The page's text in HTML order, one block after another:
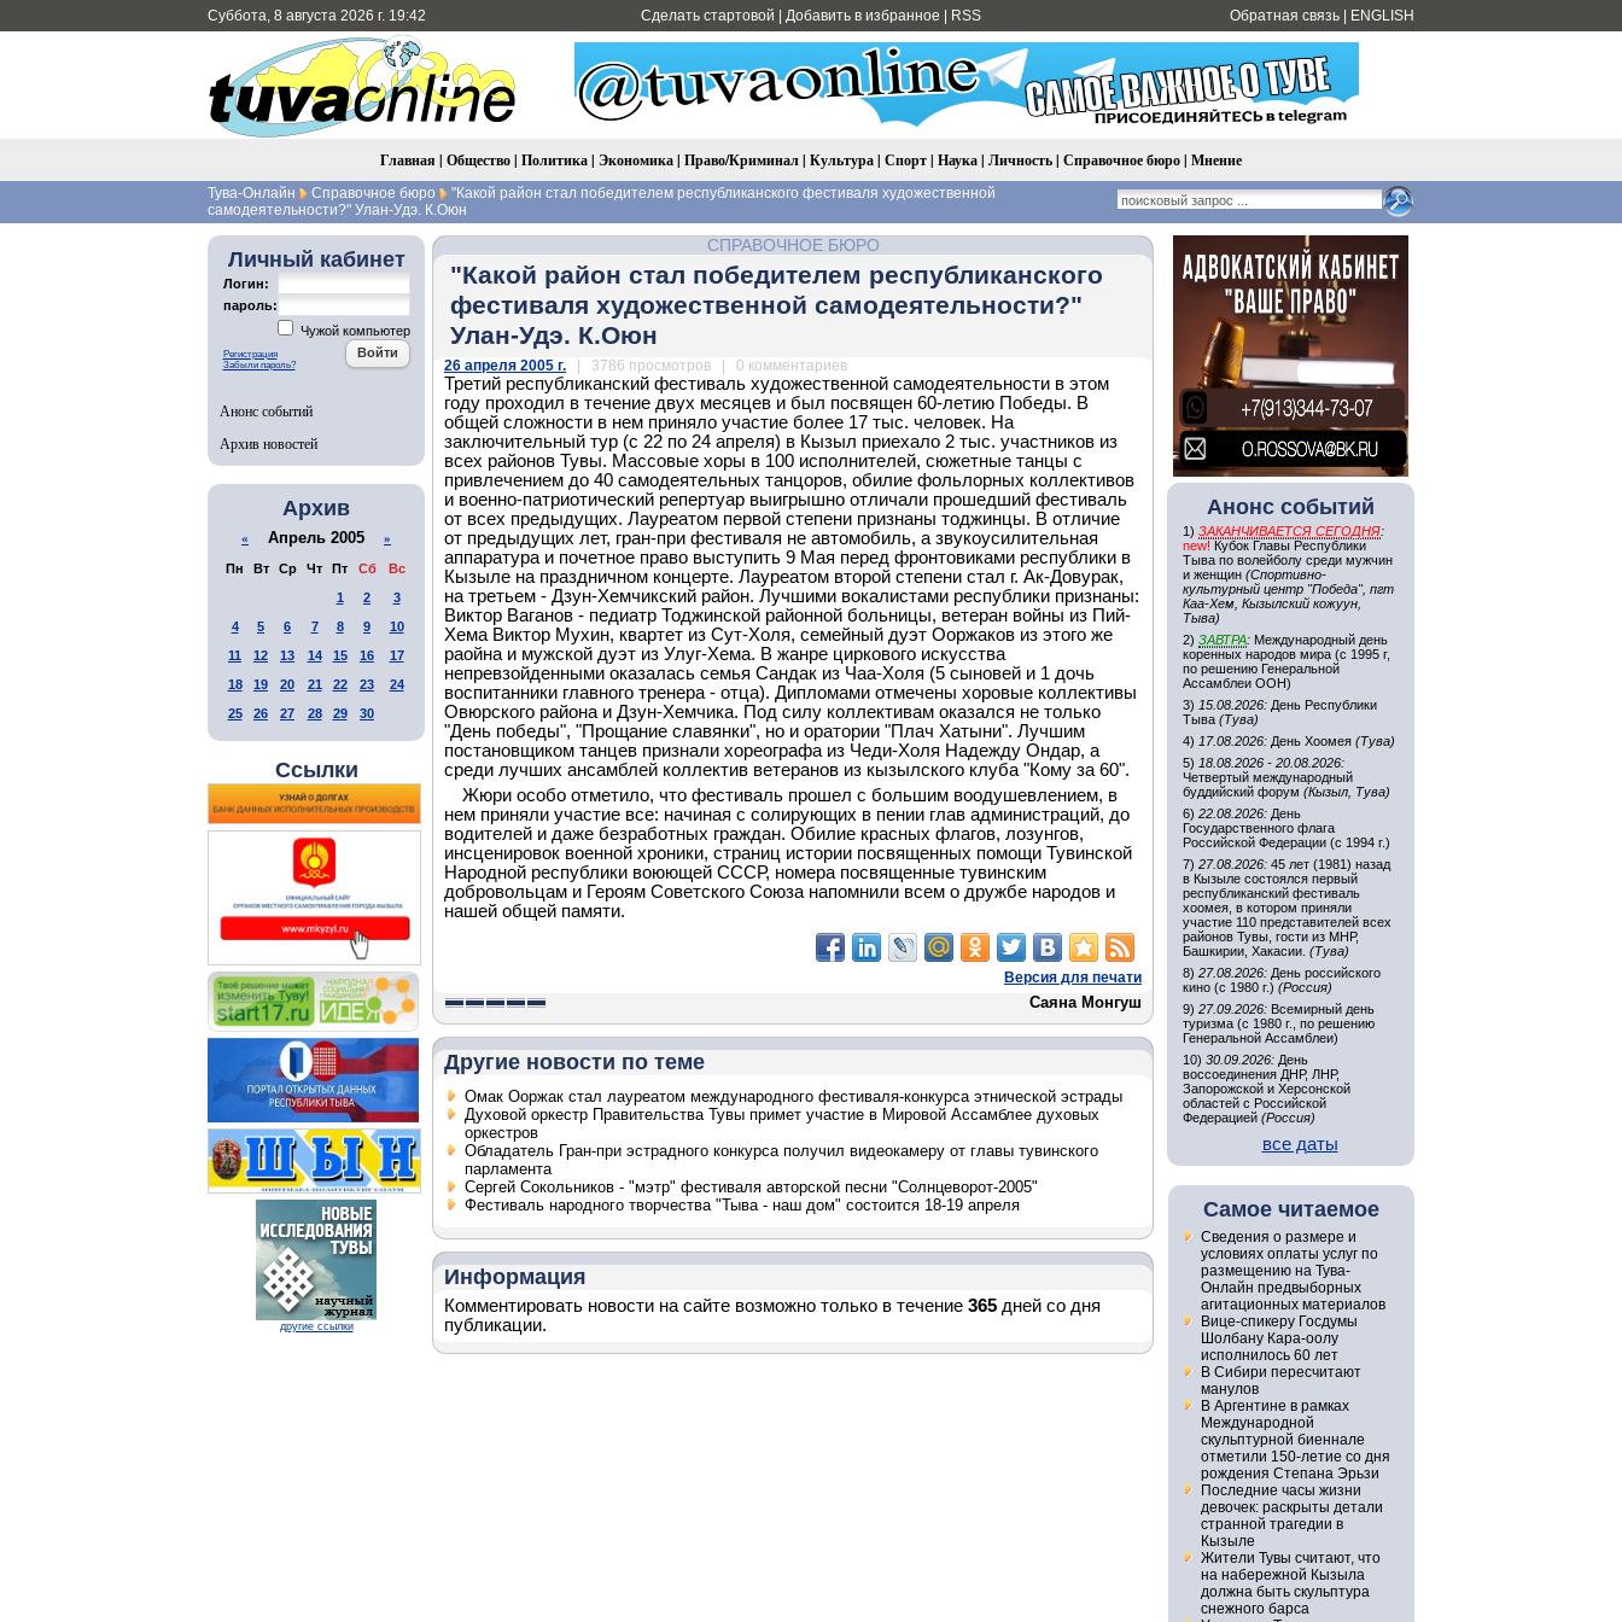
Суббота, 8 августа 2026 г. 19:42 Сделать стартовой Добавить в избранное RSS Обратная связь ENGLISH
Главная | Общество| Политика| Экономика| Право/Криминал| Культура| Спорт| Наука| Личность| Справочное бюро| Мнение
Тува-Онлайн Справочное бюро
"Какой район стал победителем республиканского фестиваля художественной
самодеятельности?" Улан-Удэ. К.Оюн
Личный кабинет
Логин:
пароль:
Чужой компьютер
Регистрация
Забыли пароль?
Анонс событий
Архив новостей
Архив
« Апрель 2005 »
Пн Вт Ср Чт Пт Сб
Вс
1
2
3
4
5 6 7 8 9
10
11
12 13 14 15 16
17
18
19 20 21 22 23
24
25
26 27 28 29 30
Ссылки
другие ссылки
СПРАВОЧНОЕ БЮРО
"Какой район стал победителем республиканского
фестиваля художественной самодеятельности?"
Улан-Удэ. К.Оюн
26 апреля 2005 г. | 3786 просмотров | 0 комментариев
Третий республиканский фестиваль художественной самодеятельности в этом
году проходил в течение двух месяцев и был посвящен 60-летию Победы. В
общей сложности в нем приняло участие более 17 тыс. человек. На
заключительный тур (с 22 по 24 апреля) в Кызыл приехало 2 тыс. участников из
всех районов Тувы. Массовые хоры в 100 исполнителей, сюжетные танцы с
привлечением до 40 самодеятельных танцоров, обилие фольлорных коллективов
и военно-патриотический репертуар выигрышно отличали прошедший фестиваль
от всех предыдущих. Лауреатом первой степени признаны тоджинцы. В отличие
от предыдущих лет, гран-при фестиваля не автомобиль, а звукоусилительная
аппаратура и почетное право выступить 9 Мая перед фронтовиками республики в
Кызыле на праздничном концерте. Лауреатом второй степени стал г. Ак-Довурак,
на третьем - Дзун-Хемчикский район. Лучшими вокалистами республики признаны:
Виктор Ваганов - педиатр Тоджинской районной больницы, ветеран войны из Пий-
Хема Виктор Мухин, квартет из Сут-Холя, семейный дуэт Ооржаков из этого же
раойна и мужской дуэт из Улуг-Хема. В жанре циркового искусства
непревзойденными оказалась семья Сандак из Чаа-Холя (5 сыновей и 1 дочь
воспитанники главного тренера - отца). Дипломами отмечены хоровые коллективы
Овюрского района и Дзун-Хемчика. Под силу коллективам оказался не только
"День победы", "Прощание славянки", но и оратории "Плач Хатыни". Лучшим
постановщиком танцев признали хореографа из Чеди-Холя Надежду Ондар, а
среди лучших ансамблей коллектив ветеранов из кызылского клуба "Кому за 60".
Жюри особо отметило, что фестиваль прошел с большим воодушевлением, в
нем приняли участие все: начиная с солирующих в пении глав администраций, до
водителей и даже безработных граждан. Обилие красных флагов, лозунгов,
инсценировок военной хроники, страниц истории посвященных помощи Тувинской
Народной республики воюющей СССР, номера посвященные тувинским
добровольцам и Героям Советского Союза напомнили всем о дружбе народов и
нашей общей памяти.
Версия для печати
Саяна Монгуш
Другие новости по теме
Омак Ооржак стал лауреатом международного фестиваля-конкурса этнической эстрады
Духовой оркестр Правительства Тувы примет участие в Мировой Ассамблее духовых
оркестров
Обладатель Гран-при эстрадного конкурса получил видеокамеру от главы тувинского
парламента
Сергей Сокольников - "мэтр" фестиваля авторской песни "Солнцеворот-2005"
Фестиваль народного творчества "Тыва - наш дом" состоится 18-19 апреля
Информация
Комментировать новости на сайте возможно только в течение 365 дней со дня
публикации.
Анонс событий
1) ЗАКАНЧИВАЕТСЯ СЕГОДНЯ:
new! Кубок Главы Республики
Тыва по волейболу среди мужчин
и женщин (Спортивно-
культурный центр "Победа", пгт
Каа-Хем, Кызылский кожуун,
Тыва)
2) ЗАВТРА: Международный день
коренных народов мира (с 1995 г,
по решению Генеральной
Ассамблеи ООН)
3) 15.08.2026: День Республики
Тыва (Тува)
4) 17.08.2026: День Хоомея (Тува)
5) 18.08.2026 - 20.08.2026:
Четвертый международный
буддийский форум (Кызыл, Тува)
6) 22.08.2026: День
Государственного флага
Российской Федерации (с 1994 г.)
7) 27.08.2026: 45 лет (1981) назад
в Кызыле состоялся первый
республиканский фестиваль
хоомея, в котором приняли
участие 110 представителей всех
районов Тувы, гости из МНР,
Башкирии, Хакасии. (Тува)
8) 27.08.2026: День российского
кино (с 1980 г.) (Россия)
9) 27.09.2026: Всемирный день
туризма (с 1980 г., по решению
Генеральной Ассамблеи)
10) 30.09.2026: День
воссоединения ДНР, ЛНР,
Запорожской и Херсонской
областей с Российской
Федерацией (Россия)
все даты
Самое читаемое
Сведения о размере и
условиях оплаты услуг по
размещению на Тува-
Онлайн предвыборных
агитационных материалов
Вице-спикеру Госдумы
Шолбану Кара-оолу
исполнилось 60 лет
В Сибири пересчитают
манулов
В Аргентине в рамках
Международной
скульптурной биеннале
отметили 150-летие со дня
рождения Степана Эрьзи
Последние часы жизни
девочек: раскрыты детали
странной трагедии в
Кызыле
Жители Тувы считают, что
на набережной Кызыла
должна быть скульптура
снежного барса